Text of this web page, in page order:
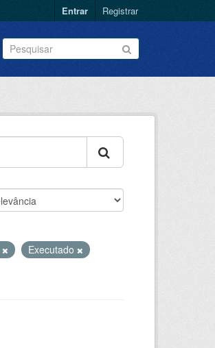
Entrar Registrar
Executado